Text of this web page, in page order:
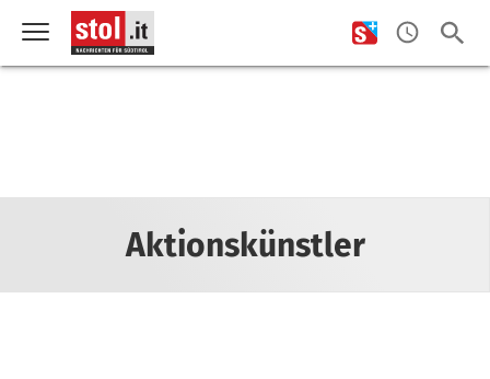
Aktionskünstler